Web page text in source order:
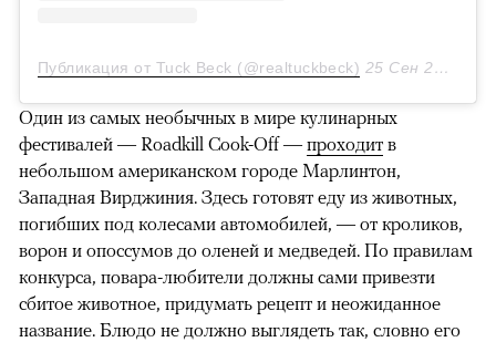
Публикация от Tuck Beck (@realtuckbeck) 25 Сен 2016 в 2:19 PDT
Один из самых необычных в мире кулинарных
фестивалей — Roadkill Cook-Off — проходит в
небольшом американском городе Марлинтон,
Западная Вирджиния. Здесь готовят еду из животных,
погибших под колесами автомобилей, — от кроликов,
ворон и опоссумов до оленей и медведей. По правилам
конкурса, повара-любители должны сами привезти
сбитое животное, придумать рецепт и неожиданное
название. Блюдо не должно выглядеть так, словно его